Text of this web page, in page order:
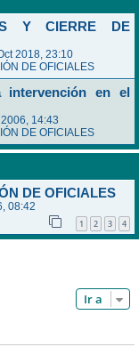
Y CIERRE DE
2018, 23:10
DE OFICIALES
intervención en el
14:43
DE OFICIALES
DE OFICIALES
08:42
1 2 3 4
Ir a